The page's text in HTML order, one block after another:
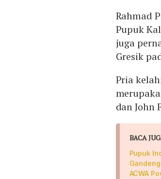
Rahmad
Pupuk
juga
Gresik
Pria
dan John
BACA
Pupuk
ACWA